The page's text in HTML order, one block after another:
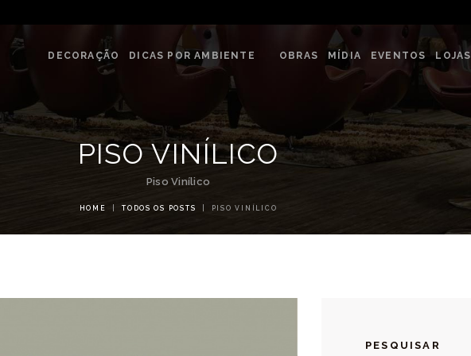
DECORAÇÃO DICAS POR AMBIENTE OBRAS MÍDIA EVENTOS LOJAS
PISO VINÍLICO
Piso Vinílico
HOME TODOS OS POSTS PISO VINÍLICO
& DECORE - ATELIÊ REVESTIMENTOS
Blog com dicas de decorações e interiores.
DECORAÇÃO
DICAS POR
OBRAS
EVENTOS
CONTATO
PESQUISAR